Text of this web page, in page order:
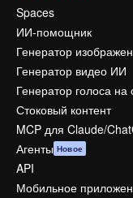
Spaces
ИИ-помощник
Генератор
Генератор видео ИИ
Генератор голоса
Стоковый контент
MCP для Claude/
Агенты Новое
API
Мобильное